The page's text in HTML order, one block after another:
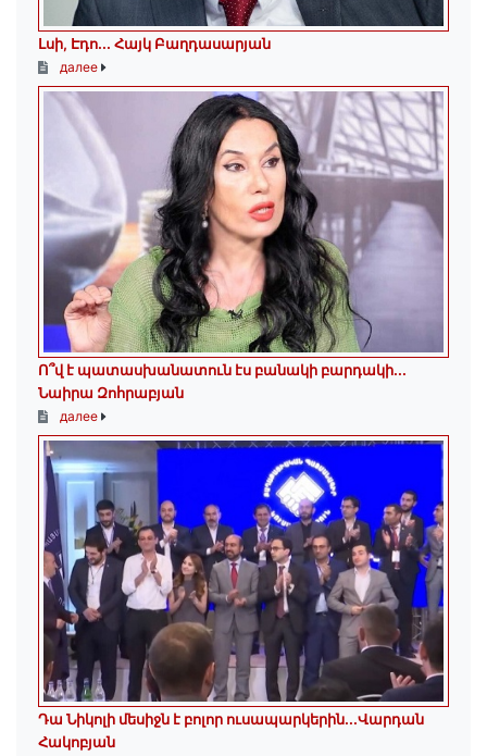
Լսի, Էդո․․․ Հայկ Բաղդասարյան
далее
Ո՞վ է պատասխանատուն էս բանակի բարդակի․․․
Նաիրա Զոհրաբյան
далее
Դա Նիկոլի մեսիջն է բոլոր ուսապարկերին․․․Վարդան
Հակոբյան